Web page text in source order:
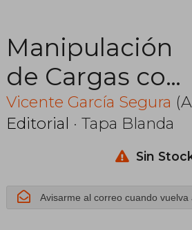
Manipulación
de Cargas con
Carretillas
Elevadoras.
Inaq0108 -
Operaciones
Vicente García Segura
Editorial · Tapa Blanda
Sin
Avisarme al correo cuando vuelva